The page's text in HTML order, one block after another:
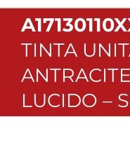
TINTA
LUCIDO –